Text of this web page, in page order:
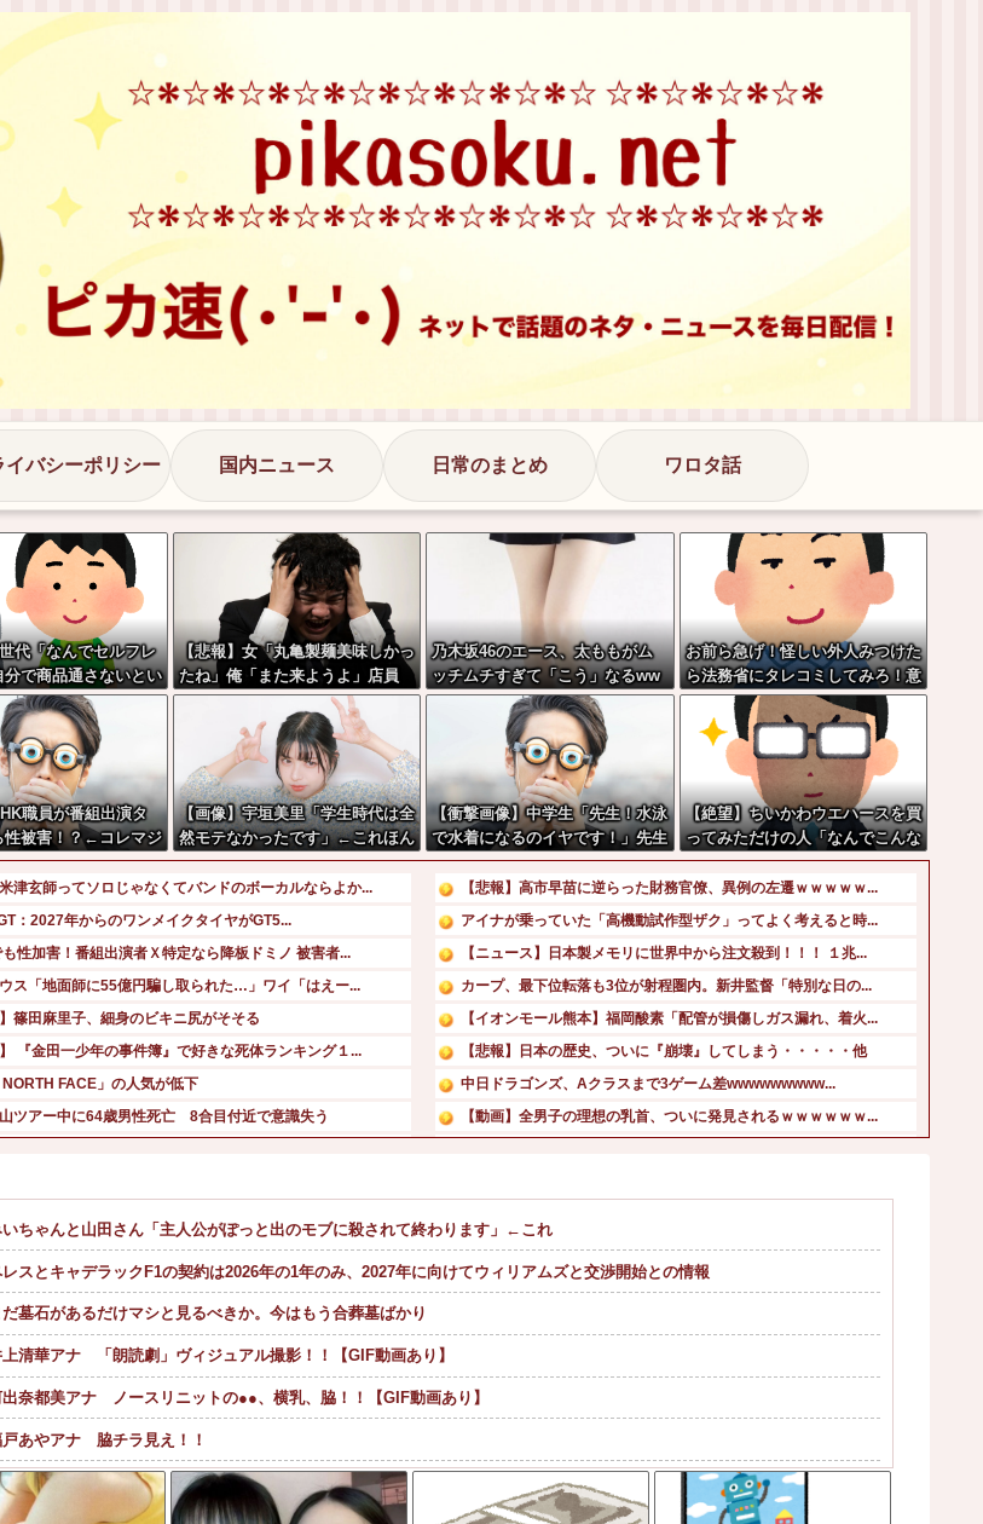
イバシーポリシー 国内ニュース 日常のまとめ ワロタ話
代「なんでセルフレ
分で商品通さないとい
」
【悲報】女「丸亀製麺美味しかっ
たね」俺「また来ようよ」店員
「お会計2380円になりまーす」
→その後『こう』なったんだが俺
悪くないよな？？？？？？？？
乃木坂46のエース、太ももがム
ッチムチすぎて「こう」なるww
w
お前ら急げ！怪しい外人みつけた
ら法務省にタレコミしてみろ！意
外と仕事するぞ？
職員が番組出演タ
性被害！？←コレマジ
ねーか？
【画像】宇垣美里「学生時代は全
然モテなかったです」←これほん
まかぁ？w w w w w w w w
【衝撃画像】中学生「先生！水泳
で水着になるのイヤです！」先生
「分かった」→結果まさかの『こ
う』なってしまうw w w w w w
【絶望】ちいかわウエハースを買
ってみただけの人「なんでこんな
ことに…」
津玄師ってソロじゃなくてバンドのボーカルならよか...
：2027年からのワンメイクタイヤがGT5...
性加害！番組出演者Ｘ特定なら降板ドミノ 被害者...
ス「地面師に55億円騙し取られた…」ワイ「はえー...
】篠田麻里子、細身のビキニ尻がそそる
】 『金田一少年の事件簿』で好きな死体ランキング１...
NORTH FACE」の人気が低下
ツアー中に64歳男性死亡 8合目付近で意識失う
乃木坂・川﨑桜、細身なビキニ姿がHすぎる
クロちゃん、とんでもないツイートをする
【悲報】高市早苗に逆らった財務官僚、異例の左遷ｗｗｗｗｗ...
アイナが乗っていた「高機動試作型ザク」ってよく考えると時...
【ニュース】日本製メモリに世界中から注文殺到！！！ １兆...
カープ、最下位転落も3位が射程圏内。新井監督「特別な日の...
【イオンモール熊本】福岡酸素「配管が損傷しガス漏れ、着火...
【悲報】日本の歴史、ついに『崩壊』してしまう・・・・・他
中日ドラゴンズ、Aクラスまで3ゲーム差wwwwwwwww...
【動画】全男子の理想の乳首、ついに発見されるｗｗｗｗｗｗ...
ミヤネ屋に出演した左派の社会学者、イオン爆発事故の例のテ...
【悲報】みい山作者・亜月ねねさんがここから逆転する方法・...
ちゃんと山田さん「主人公がぽっと出のモブに殺されて終わります」←これ
スとキャデラックF1の契約は2026年の1年のみ、2027年に向けてウィリアムズと交渉開始との情報
だ墓石があるだけマシと見るべきか。今はもう合葬墓ばかり
清華アナ 「朗読劇」ヴィジュアル撮影！！【GIF動画あり】
奈都美アナ ノースリニットの●●、横乳、脇！！【GIF動画あり】
あやアナ 脇チラ見え！！
手取り15万正社員→副業でウーバーやってるんやが金がない